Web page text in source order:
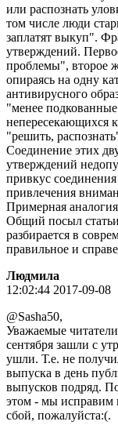
или распознать
том числе люди
заплатят выкуп".
утверждений.
проблемы", второе
опираясь на одну
антивирусного
"менее
непересекающихся
"решить,
Соединение этих
утверждений
привкус
привлечения
Примерная
Общий посыл
разбирается в
правильное и
Людмила
12:02:44 2017-09-08
@Sasha50,
Уважаемые
сентября зашли с
ушли. Т.е. не
выпуска в день
выпусков подряд.
этом - мы исправим
сбой, пожалуйста:(.